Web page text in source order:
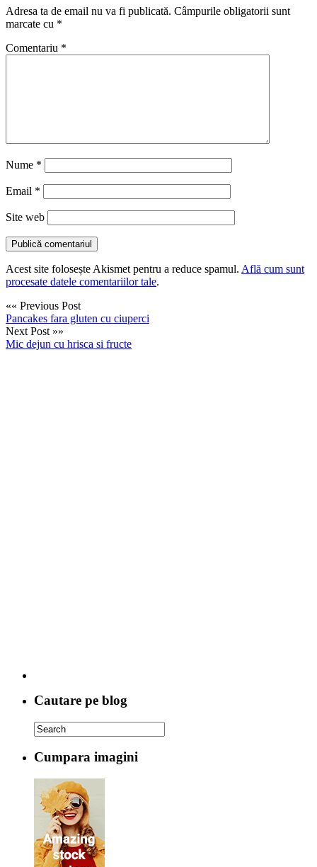
Adresa ta de email nu va fi publicată. Câmpurile obligatorii sunt
marcate cu *
Comentariu *
Nume *
Email *
Site web
Acest site folosește Akismet pentru a reduce spamul. Află cum sunt
procesate datele comentariilor tale.
«« Previous Post
Pancakes fara gluten cu ciuperci
Next Post »»
Mic dejun cu hrisca si fructe
Cautare pe blog
Cumpara imagini